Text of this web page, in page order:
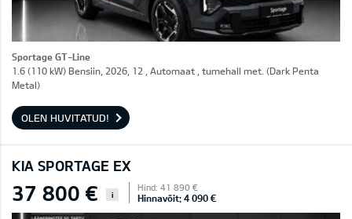
Sportage GT-Line
1.6 (110 kW) Bensiin, 2026, 12 , Automaat , tumehall met. (Dark Penta
Metal)
OLEN HUVITATUD!
KIA SPORTAGE EX
37 800 € i
Hind: 41 890 €
Hinnavõit: 4 090 €